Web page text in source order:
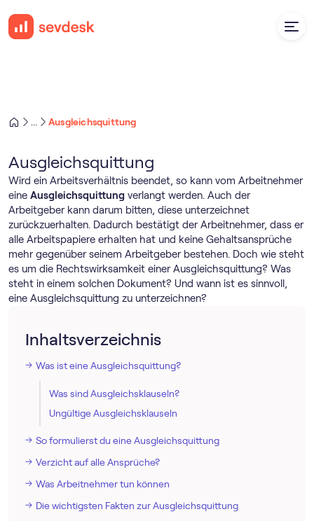
Ausgleichsquittung
Ausgleichsquittung
Wird ein Arbeitsverhältnis beendet, so kann vom Arbeitnehmer
eine Ausgleichsquittung verlangt werden. Auch der
Arbeitgeber kann darum bitten, diese unterzeichnet
zurückzuerhalten. Dadurch bestätigt der Arbeitnehmer, dass er
alle Arbeitspapiere erhalten hat und keine Gehaltsansprüche
mehr gegenüber seinem Arbeitgeber bestehen. Doch wie steht
es um die Rechtswirksamkeit einer Ausgleichsquittung? Was
steht in einem solchen Dokument? Und wann ist es sinnvoll,
eine Ausgleichsquittung zu unterzeichnen?
Inhaltsverzeichnis
Was ist eine Ausgleichsquittung?
Was sind Ausgleichsklauseln?
Ungültige Ausgleichsklauseln
So formulierst du eine Ausgleichsquittung
Verzicht auf alle Ansprüche?
Was Arbeitnehmer tun können
Die wichtigsten Fakten zur Ausgleichsquittung